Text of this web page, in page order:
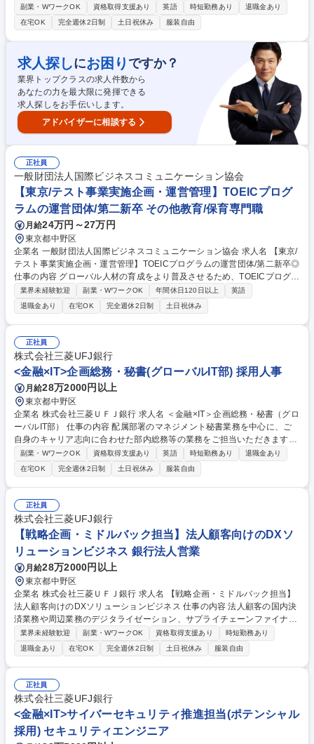
業員・経営陣等それぞれについて人材像や育成体系を定義し、戦略立案か
ら実行推進までをお任せします。 具体的には以下のような業務を想定して
います。 ■MUFGグループ全体のサイバーセキュリティ人材育成体系の設
計・高度化 ■全社横断のセキュリティ啓発施策の企画・実行 ■経営層向け
のセキュリティ教育の実施 ■サイバーセキュリティに関する研修の運営統
括および一部講師対応 ■教育施策の効果測定および改善サイクルの確立 募
集職種 ＜金融×IT＞サイバーセキュリティ教育・人材育成企画
副業・WワークOK 資格取得支援あり 英語 時短勤務あり
退職金あり
在宅OK
完全週休2日制 土日祝休み 服装自由
求人探しにお困り ですか？
業界トップクラスの求人件数から
あなたの力を最大限に発揮できる
求人探しをお手伝いします。
アドバイザーに相談する
正社員
一般財団法人国際ビジネスコミュニケーション協会
【東京/テスト事業実施企画・運営管理】TOEICプログ
ラムの運営団体/第二新卒 その他教育/保育専門職
月給24万円～27万円
東京都中野区
企業名 一般財団法人国際ビジネスコミュニケーション協会 求人名 【東京/
テスト事業実施企画・運営管理】TOEICプログラムの運営団体/第二新卒◎
仕事の内容 グローバル人材の育成をより普及させるため、TOEICプログラ
ムを提供する当法人にて、TOEIC試験の円滑な実施と、高い品質の担保を
目指し、テスト運営企画および問題精査業務をお任せします。 【業務詳
細】■公開テスト実施運営マニュアルや試験関連資材の改訂■テスト運営向
けeラーニングコンテンツ作成・ユーザ管理と運用■テスト当日の実施運営
に関する委託先との各種調整業務■業務効率化やシステム変更などの事業
成長に向けた企画■米国ETSからのテスト問題の検証・精査（表現の妥当
性確認など）■国内委託先との資材製作工程の管理■国外関係先との英語を
用いたメール・オンライン会議等 募集職種 【東京/テスト事業実施企画・
運営管理】TOEICプログラムの運営団体/第二新卒◎
業界未経験歓迎 副業・WワークOK 年間休日120日以上
英語
退職金あり
在宅OK 完全週休2日制 土日祝休み
正社員
株式会社三菱UFJ銀行
<金融×IT>企画総務・秘書(グローバルIT部) 採用人事
月給28万2000円以上
東京都中野区
企業名 株式会社三菱ＵＦＪ銀行 求人名 ＜金融×IT＞企画総務・秘書（グロ
ーバルIT部） 仕事の内容 配属部署のマネジメント秘書業務を中心に、ご
自身のキャリア志向に合わせた部内総務等の業務をご担当いただきます。
具体的には以下業務をお任せします。 ■秘書業務（世界各地に拠点のある
MUFGならではの海外出張調整や、各海外拠点マネジメントとの会議アレ
ンジ、訪日外国人のアテンド等） ■部内総務（各種報告事項の取り纏め、
部内の総務業務、その他事務サポート等） 募集職種 ＜金融×IT＞企画総
務・秘書（グローバルIT部）
副業・WワークOK 資格取得支援あり 英語 時短勤務あり
退職金あり
在宅OK
完全週休2日制 土日祝休み 服装自由
正社員
株式会社三菱UFJ銀行
【戦略企画・ミドルバック担当】法人顧客向けのDXソ
リューションビジネス 銀行法人営業
月給28万2000円以上
東京都中野区
企業名 株式会社三菱ＵＦＪ銀行 求人名 【戦略企画・ミドルバック担当】
法人顧客向けのDXソリューションビジネス 仕事の内容 法人顧客の国内決
済業務や周辺業務のデジタライゼーション、サプライチェーンファイナン
スに関するビジネス・商品・サービス戦略の企画・立案を担う部署で、戦
略企画またはミドルバック業務を担当いただきます。 【業務】■戦略企画:
営業人員(2,500名)への施策浸透～実行支援の企画、立案業務、社内経営層
宛の各種報告対応といった施策のPMO業務 ■ミドルバック担当:DXソリュ
ーション提供企業との契約交渉、ドキュメント作成、業績評価の整備等、
銀行内の各種調整役 【魅力】戦略企画⇔営業担当は一体感を持って運営し
ており、どの立場であっても外部事業者とのアライアンスを含め、長期的
な幅広い戦略立案に携わることが可能です。 募集職種 【戦略企画・ミド
ルバック担当】法人顧客向けのDXソリューションビジネス
業界未経験歓迎 副業・WワークOK 資格取得支援あり
時短勤務あり
退職金あり
在宅OK 完全週休2日制 土日祝休み 服装自由
正社員
株式会社三菱UFJ銀行
<金融×IT>サイバーセキュリティ推進担当(ポテンシャル
採用) セキュリティエンジニア